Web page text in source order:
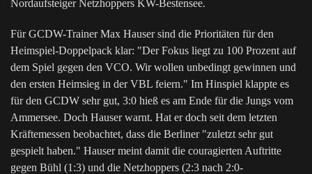
Nordaufsteiger Netzhoppers KW-Bestensee.
Für GCDW-Trainer Max Hauser sind die Prioritäten für den
Heimspiel-Doppelpack klar: "Der Fokus liegt zu 100 Prozent auf
dem Spiel gegen den VCO. Wir wollen unbedingt gewinnen und
den ersten Heimsieg in der VBL feiern." Im Hinspiel klappte es
für den GCDW sehr gut, 3:0 hieß es am Ende für die Jungs vom
Ammersee. Doch Hauser warnt. Hat er doch seit dem letzten
Kräftemessen beobachtet, dass die Berliner "zuletzt sehr gut
gespielt haben." Hauser meint damit die couragierten Auftritte
gegen Bühl (1:3) und die Netzhoppers (2:3 nach 2:0-